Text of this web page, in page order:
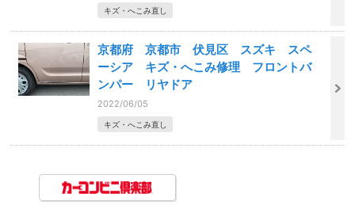
キズ・へこみ直し
京都府 京都市 伏見区 スズキ スペ
ーシア キズ・へこみ修理 フロントバ
ンパー リヤドア
2022/06/05
キズ・へこみ直し